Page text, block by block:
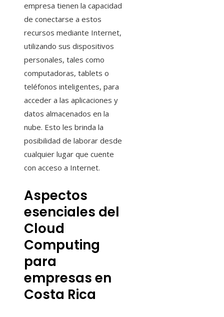
empresa tienen la capacidad
de conectarse a estos
recursos mediante Internet,
utilizando sus dispositivos
personales, tales como
computadoras, tablets o
teléfonos inteligentes, para
acceder a las aplicaciones y
datos almacenados en la
nube. Esto les brinda la
posibilidad de laborar desde
cualquier lugar que cuente
con acceso a Internet.
Aspectos
esenciales del
Cloud
Computing
para
empresas en
Costa Rica